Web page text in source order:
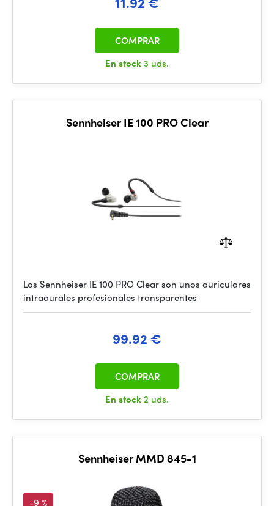
En stock3 uds.
COMPRAR
Sennheiser IE 100 PRO Clear
Los Sennheiser IE 100 PRO Clear son unos auriculares
intraaurales profesionales transparentes
99.92 €
En stock2 uds.
COMPRAR
Sennheiser MMD 845-1
-9 %